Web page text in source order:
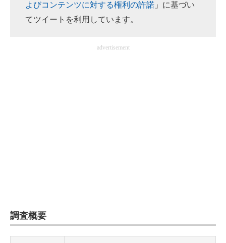
よびコンテンツに対する権利の許諾 」に基づい
てツイートを利用しています。
advertisement
調査概要